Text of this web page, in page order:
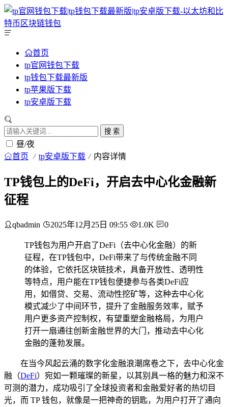
首页
tp官网钱包下载
tp钱包下载最新版
tp苹果版下载
tp安卓版下载
搜 索
昼/夜
首页 tp安卓版下载 内容详情
TP钱包上的DeFi，开启去中心化金融新
征程
qbadmin 2025年12月25日 09:55 1.0K 0
TP钱包为用户开启了DeFi（去中心化金融）的新
征程，在TP钱包中，DeFi带来了与传统金融不同
的体验，它依托区块链技术，具备开放性、透明性
等特点，用户能在TP钱包便捷参与各类DeFi应
用，如借贷、交易、流动性挖矿等，这种去中心化
模式减少了中间环节，提升了金融服务效率，赋予
用户更多资产控制权，有望重塑金融格局，为用户
打开一扇通往创新金融世界的大门，推动去中心化
金融的蓬勃发展。
在当今风起云涌的数字化金融浪潮席卷之下，去中心化金
融（DeFi）宛如一颗璀璨的新星，以其别具一格的魅力和深不
可测的潜力，成功吸引了全球投资者和金融爱好者的热切目
光，而 TP 钱包，就像是一把神奇的钥匙，为用户打开了通向